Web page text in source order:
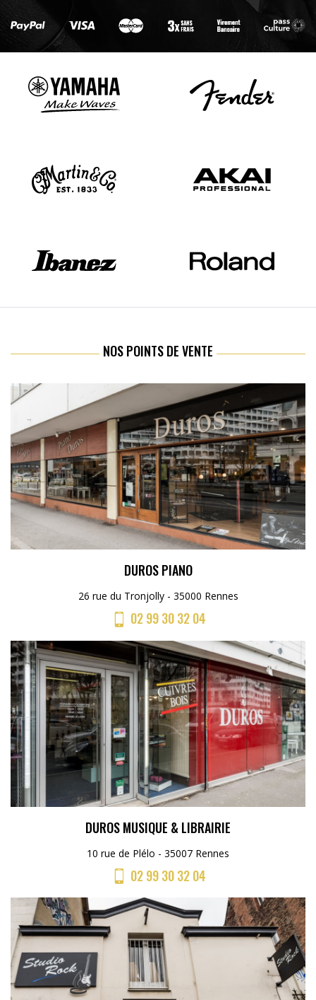
NOS POINTS DE VENTE
DUROS PIANO
26 rue du Tronjolly - 35000 Rennes
02 99 30 32 04
DUROS MUSIQUE & LIBRAIRIE
10 rue de Plélo - 35007 Rennes
02 99 30 32 04